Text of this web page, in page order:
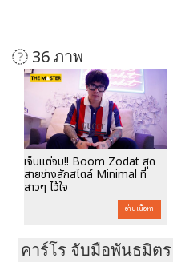
36 ภาพ
เจ็บแต่จบ!! Boom Zodat สุด
สายช่างสักสไตล์ Minimal ที่
สาวๆ ไว้ใจ
อ่านเนื้อหา
คาร์โร จับมือพันธมิตร